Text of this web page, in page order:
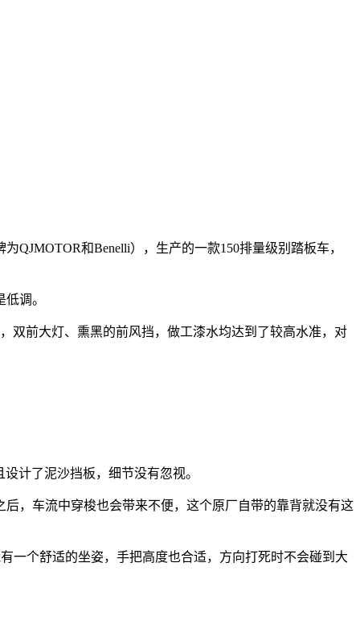
和Benelli），生产的一款150排量级别踏板车，
调。
前大灯、熏黑的前风挡，做工漆水均达到了较高水准，对
计了泥沙挡板，细节没有忽视。
，车流中穿梭也会带来不便，这个原厂自带的靠背就没有这
个舒适的坐姿，手把高度也合适，方向打死时不会碰到大